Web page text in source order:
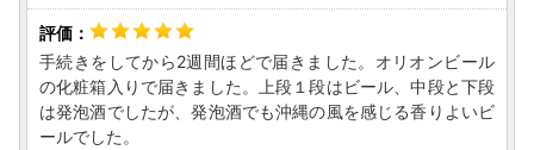
手続きをしてから2週間ほどで届きました。オリオンビール
の化粧箱入りで届きました。上段１段はビール、中段と下段
は発泡酒でしたが、発泡酒でも沖縄の風を感じる香りよいビ
ールでした。